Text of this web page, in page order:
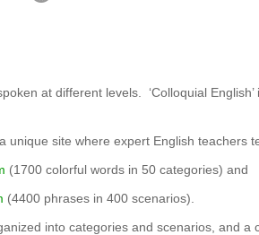
at different levels. ‘Colloquial
unique site where expert English teachers
(1700 colorful words in 50 categories) and
(4400 phrases in 400 scenarios).
into categories and scenarios, and